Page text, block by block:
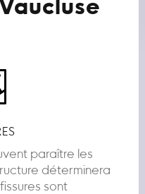
paraître les
déterminera
sont